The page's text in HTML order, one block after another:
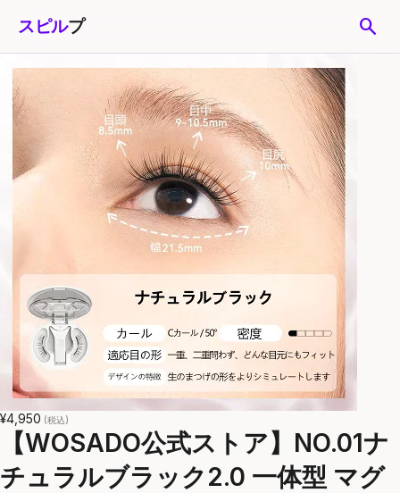
スピルプ search
¥4,950 (税込)
【WOSADO公式ストア】NO.01ナ
チュラルブラック2.0 一体型 マグ